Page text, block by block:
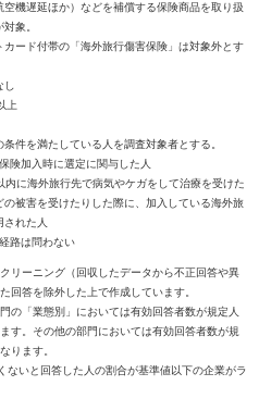
空機遅延ほか）などを補償する保険商品を取り扱
象。
ード付帯の「海外旅行傷害保険」は対象外とす
上
条件を満たしている人を調査対象者とする。
険加入時に選定に関与した人
内に海外旅行先で病気やケガをして治療を受けた
の被害を受けたりした際に、加入している海外旅
された人
路は問わない
リーニング（回収したデータから不正回答や異
回答を除外した上で作成しています。
の「業態別」においては有効回答者数が規定人
す。その他の部門においては有効回答者数が規
ります。
いと回答した人の割合が基準値以下の企業がラ